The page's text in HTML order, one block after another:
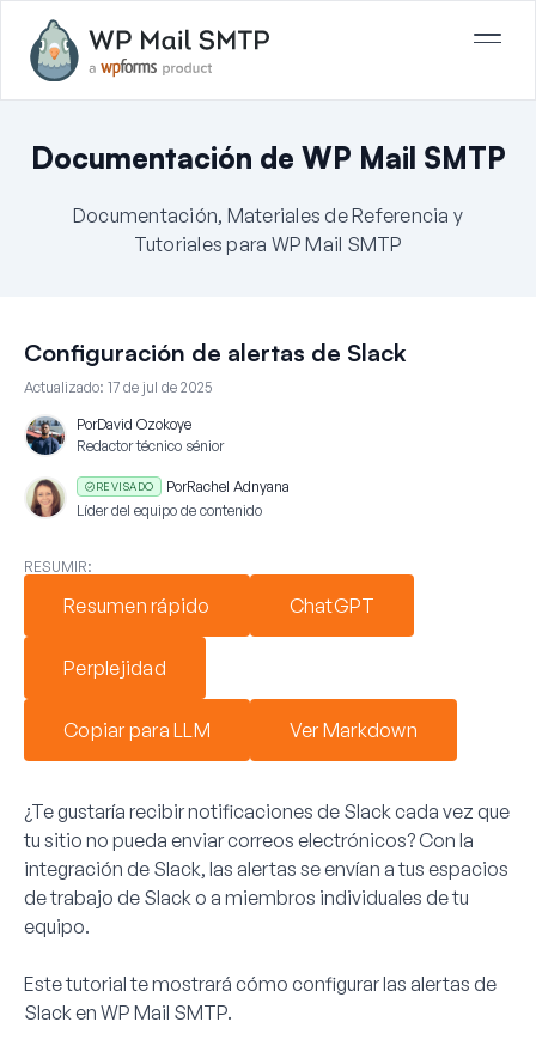
Documentación de WP Mail SMTP
Documentación, Materiales de Referencia y
Tutoriales para WP Mail SMTP
Configuración de alertas de Slack
Actualizado: 17 de jul de 2025
PorDavid Ozokoye
Redactor técnico sénior
REVISADO PorRachel Adnyana
Líder del equipo de contenido
RESUMIR:
Resumen rápido ChatGPT
Perplejidad
Copiar para LLM Ver Markdown
¿Te gustaría recibir notificaciones de Slack cada vez que
tu sitio no pueda enviar correos electrónicos? Con la
integración de Slack, las alertas se envían a tus espacios
de trabajo de Slack o a miembros individuales de tu
equipo.
Este tutorial te mostrará cómo configurar las alertas de
Slack en WP Mail SMTP.